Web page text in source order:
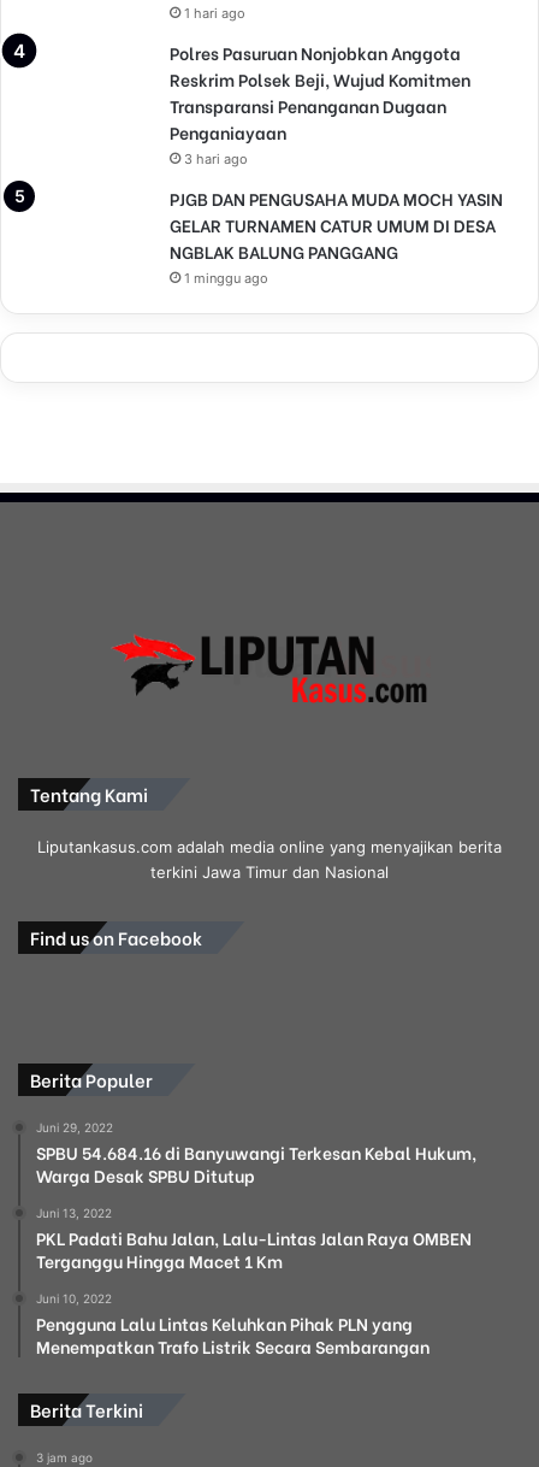
1 hari ago
Polres Pasuruan Nonjobkan Anggota
Reskrim Polsek Beji, Wujud Komitmen
Transparansi Penanganan Dugaan
Penganiayaan
3 hari ago
PJGB DAN PENGUSAHA MUDA MOCH YASIN
GELAR TURNAMEN CATUR UMUM DI DESA
NGBLAK BALUNG PANGGANG
1 minggu ago
Tentang Kami
Liputankasus.com adalah media online yang menyajikan berita
terkini Jawa Timur dan Nasional
Find us on Facebook
Berita Populer
Juni 29, 2022
SPBU 54.684.16 di Banyuwangi Terkesan Kebal Hukum,
Warga Desak SPBU Ditutup
Juni 13, 2022
PKL Padati Bahu Jalan, Lalu-Lintas Jalan Raya OMBEN
Terganggu Hingga Macet 1 Km
Juni 10, 2022
Pengguna Lalu Lintas Keluhkan Pihak PLN yang
Menempatkan Trafo Listrik Secara Sembarangan
Berita Terkini
3 jam ago